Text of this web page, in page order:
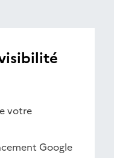
votre
Google